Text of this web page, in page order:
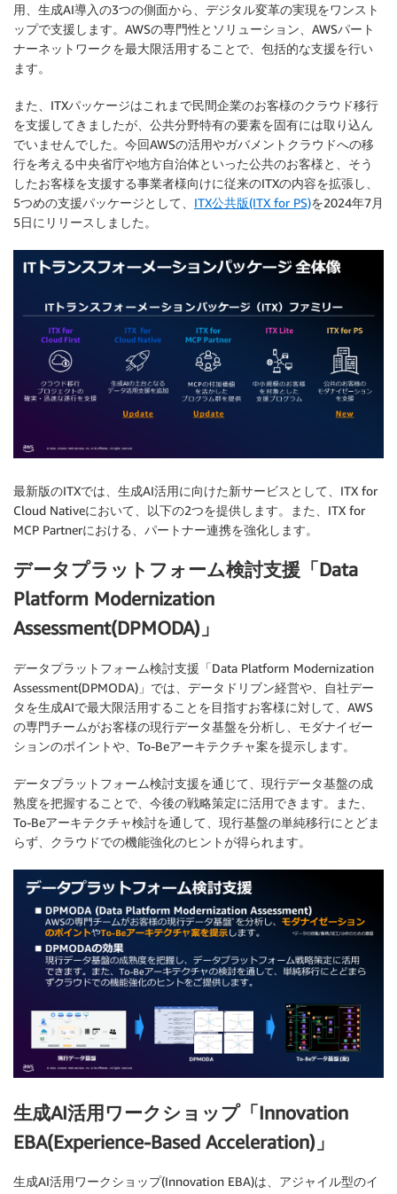
用、生成AI導入の3つの側面から、デジタル変革の実現をワンスト
ップで支援します。AWSの専門性とソリューション、AWSパート
ナーネットワークを最大限活用することで、包括的な支援を行い
ます。
また、ITXパッケージはこれまで民間企業のお客様のクラウド移行
を支援してきましたが、公共分野特有の要素を固有には取り込ん
でいませんでした。今回AWSの活用やガバメントクラウドへの移
行を考える中央省庁や地方自治体といった公共のお客様と、そう
したお客様を支援する事業者様向けに従来のITXの内容を拡張し、
5つめの支援パッケージとして、 ITX公共版(ITX for PS)を2024年7月
5日にリリースしました。
最新版のITXでは、生成AI活用に向けた新サービスとして、ITX for
Cloud Nativeにおいて、以下の2つを提供します。また、ITX for
MCP Partnerにおける、パートナー連携を強化します。
データプラットフォーム検討支援「Data
Platform Modernization
Assessment(DPMODA)」
データプラットフォーム検討支援「Data Platform Modernization
Assessment(DPMODA)」では、データドリブン経営や、自社デー
タを生成AIで最大限活用することを目指すお客様に対して、AWS
の専門チームがお客様の現行データ基盤を分析し、モダナイゼー
ションのポイントや、To-Beアーキテクチャ案を提示します。
データプラットフォーム検討支援を通じて、現行データ基盤の成
熟度を把握することで、今後の戦略策定に活用できます。また、
To-Beアーキテクチャ検討を通して、現行基盤の単純移行にとどま
らず、クラウドでの機能強化のヒントが得られます。
生成AI活用ワークショップ「Innovation
EBA(Experience-Based Acceleration)」
生成AI活用ワークショップ(Innovation EBA)は、アジャイル型のイ